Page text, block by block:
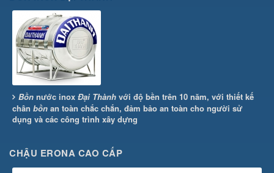
Bồn nước inox Đại Thành với độ bền trên 10 năm, với thiết kế
chân bồn an toàn chắc chắn, đảm bảo an toàn cho người sử
dụng và các công trình xây dựng
CHẬU ERONA CAO CẤP